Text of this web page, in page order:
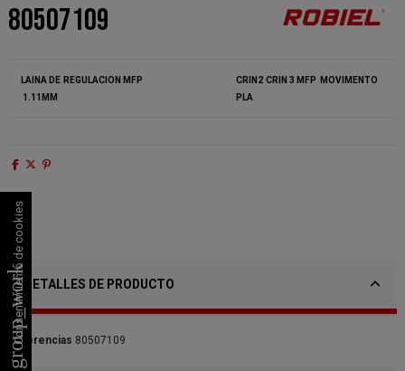
80507109
LAINA DE REGULACION MFP
1.11MM
CRIN2 CRIN 3 MFP
MOVIMENTO
PLA
DETALLES DE PRODUCTO
Referencias 80507109
group_work
Consentimiento de cookies